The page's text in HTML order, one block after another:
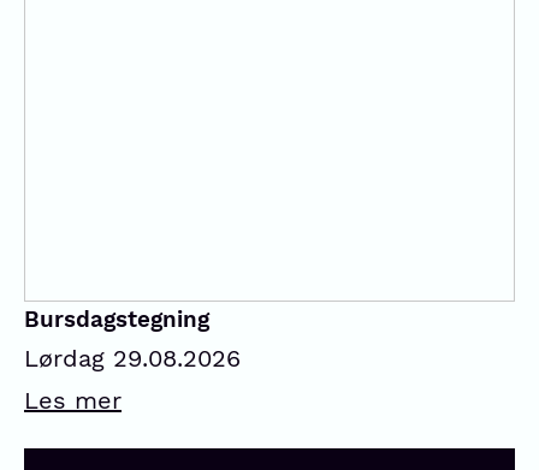
Bursdagstegning
Lørdag 29.08.2026
Les mer